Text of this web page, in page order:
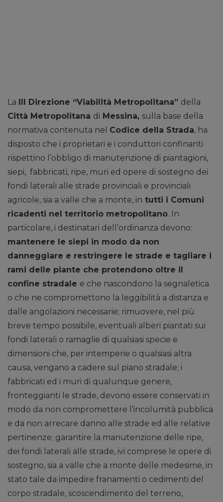
La III Direzione “Viabilità Metropolitana” della
Città Metropolitana di Messina, sulla base della
normativa contenuta nel Codice della Strada, ha
disposto che i proprietari e i conduttori confinanti
rispettino l’obbligo di manutenzione di piantagioni,
siepi, fabbricati, ripe, muri ed opere di sostegno dei
fondi laterali alle strade provinciali e provinciali
agricole, sia a valle che a monte, in tutti i Comuni
ricadenti nel territorio metropolitano. In
particolare, i destinatari dell’ordinanza devono:
mantenere le siepi in modo da non
danneggiare e restringere le strade e tagliare i
rami delle piante che protendono oltre il
confine stradale e che nascondono la segnaletica
o che ne compromettono la leggibilità a distanza e
dalle angolazioni necessarie; rimuovere, nel più
breve tempo possibile, eventuali alberi piantati sui
fondi laterali o ramaglie di qualsiasi specie e
dimensioni che, per intemperie o qualsiasi altra
causa, vengano a cadere sul piano stradale; i
fabbricati ed i muri di qualunque genere,
fronteggianti le strade, devono essere conservati in
modo da non compromettere l’incolumità pubblica
e da non arrecare danno alle strade ed alle relative
pertinenze; garantire la manutenzione delle ripe,
dei fondi laterali alle strade, ivi comprese le opere di
sostegno, sia a valle che a monte delle medesime, in
stato tale da impedire franamenti o cedimenti del
corpo stradale, scoscendimento del terreno,